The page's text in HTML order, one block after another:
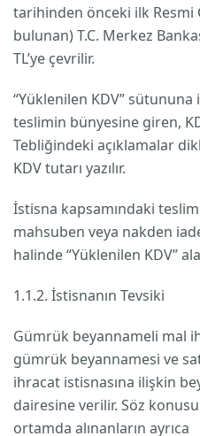
tarihinden önceki ilk Resmi
bulunan) T.C. Merkez
TL’ye çevrilir.
“Yüklenilen KDV”
teslimin bünyesine giren,
Tebliğindeki açıklamalar
KDV tutarı yazılır.
İstisna kapsamındaki
mahsuben veya nakden
halinde “Yüklenilen KDV”
1.1.2. İstisnanın Tevsiki
Gümrük beyannameli mal
gümrük beyannamesi ve
ihracat istisnasına ilişkin
dairesine verilir. Söz
ortamda alınanların ayrıca